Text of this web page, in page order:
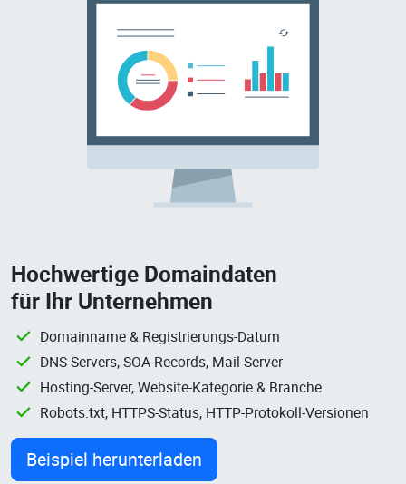
Hochwertige Domaindaten
für Ihr Unternehmen
Domainname & Registrierungs-Datum
DNS-Servers, SOA-Records, Mail-Server
Hosting-Server, Website-Kategorie & Branche
Robots.txt, HTTPS-Status, HTTP-Protokoll-Versionen
Beispiel herunterladen